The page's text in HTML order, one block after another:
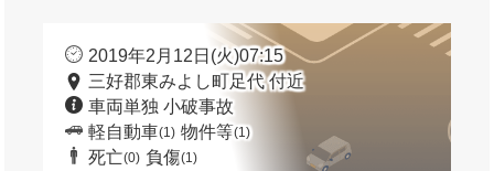
2019年2月12日(火)07:15
三好郡東みよし町足代 付近
車両単独 小破事故
軽自動車(1) 物件等(1)
死亡(0) 負傷(1)